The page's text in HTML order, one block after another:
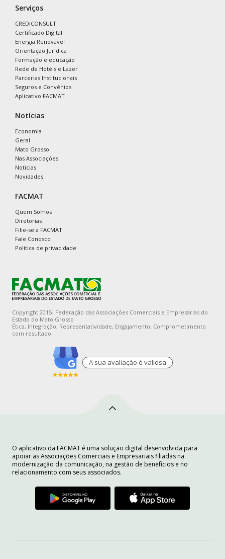
Serviços
CREDICONSULT
Certificado Digital
Energia Renovável
Orientação Jurídica
Formação e educação
Rede de Hotéis e Lazer
Parcerias Institucionais
Seguros e Convênios
Aplicativo FACMAT
Notícias
Economia
Geral
Mato Grosso
Nas Associações
Notícias
Novidades
FACMAT
Quem Somos
Diretorias
Filie-se a FACMAT
Fale Conosco
Política de privacidade
Copyright 2015- Federação das Associações Comerciais e Empresarias do
Estado do Mato Grosso
Ética, Integração, Representatividade, Engajamento, Comprometimento
com resultado.
A sua avaliaçào é valiosa
O aplicativo da FACMAT é uma solução digital desenvolvida para
apoiar as Associações Comerciais e Empresariais filiadas na
modernização da comunicação, na gestão de benefícios e no
relacionamento com seus associados.